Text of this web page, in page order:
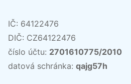
IČ: 64122476
DIČ: CZ64122476
číslo účtu: 2701610775/2010
datová schránka: qajg57h